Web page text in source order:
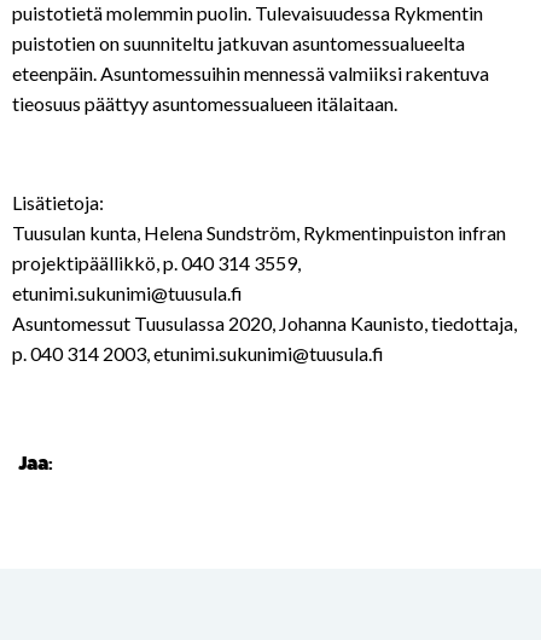
puistotietä molemmin puolin. Tulevaisuudessa Rykmentin
puistotien on suunniteltu jatkuvan asuntomessualueelta
eteenpäin. Asuntomessuihin mennessä valmiiksi rakentuva
tieosuus päättyy asuntomessualueen itälaitaan.
Lisätietoja:
Tuusulan kunta, Helena Sundström, Rykmentinpuiston infran
projektipäällikkö, p. 040 314 3559,
etunimi.sukunimi@tuusula.fi
Asuntomessut Tuusulassa 2020, Johanna Kaunisto, tiedottaja,
p. 040 314 2003,etunimi.sukunimi@tuusula.fi
Jaa: